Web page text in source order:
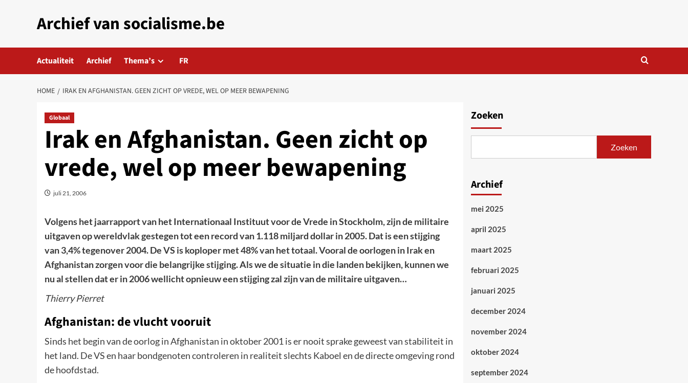
Archief van socialisme.be
Actualiteit Archief Thema’s FR
HOME IRAK EN AFGHANISTAN. GEEN ZICHT OP VREDE, WEL OP MEER BEWAPENING
Globaal
Irak en Afghanistan. Geen zicht op
vrede, wel op meer bewapening
juli 21, 2006
Volgens het jaarrapport van het Internationaal Instituut voor de Vrede in Stockholm, zijn de militaire
uitgaven op wereldvlak gestegen tot een record van 1.118 miljard dollar in 2005. Dat is een stijging
van 3,4% tegenover 2004. De VS is koploper met 48% van het totaal. Vooral de oorlogen in Irak en
Afghanistan zorgen voor die belangrijke stijging. Als we de situatie in die landen bekijken, kunnen we
nu al stellen dat er in 2006 wellicht opnieuw een stijging zal zijn van de militaire uitgaven…
Thierry Pierret
Afghanistan: de vlucht vooruit
Sinds het begin van de oorlog in Afghanistan in oktober 2001 is er nooit sprake geweest van stabiliteit in
het land. De VS en haar bondgenoten controleren in realiteit slechts Kaboel en de directe omgeving rond
de hoofdstad.
Zoeken
Zoeken
Archief
mei 2025
april 2025
maart 2025
februari 2025
januari 2025
december 2024
november 2024
oktober 2024
september 2024